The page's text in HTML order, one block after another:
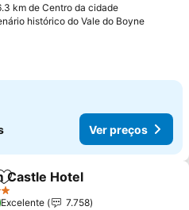
km de Centro da cidade
histórico do Vale do BoyneVer
Ver preços
Adicionar aos favoritos
Castle Hotel
Excelente
7.758